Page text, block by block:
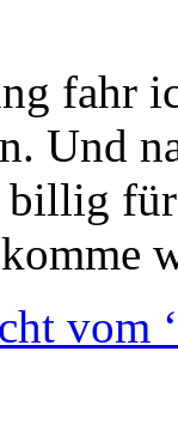
fahr
Und
vom